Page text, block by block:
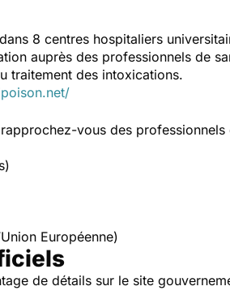
8 centres hospitaliers
auprès des professionnels de
traitement des intoxications.
vous des professionnels
Européenne)
de détails sur le site